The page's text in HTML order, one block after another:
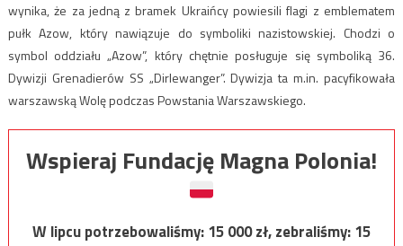
wynika, że za jedną z bramek Ukraińcy powiesili flagi z emblematem
pułk Azow, który nawiązuje do symboliki nazistowskiej. Chodzi o
symbol oddziału „Azow”, który chętnie posługuje się symboliką 36.
Dywizji Grenadierów SS „Dirlewanger”. Dywizja ta m.in. pacyfikowała
warszawską Wolę podczas Powstania Warszawskiego.
Wspieraj Fundację Magna Polonia!
W lipcu potrzebowaliśmy:15 000zł, zebraliśmy:15